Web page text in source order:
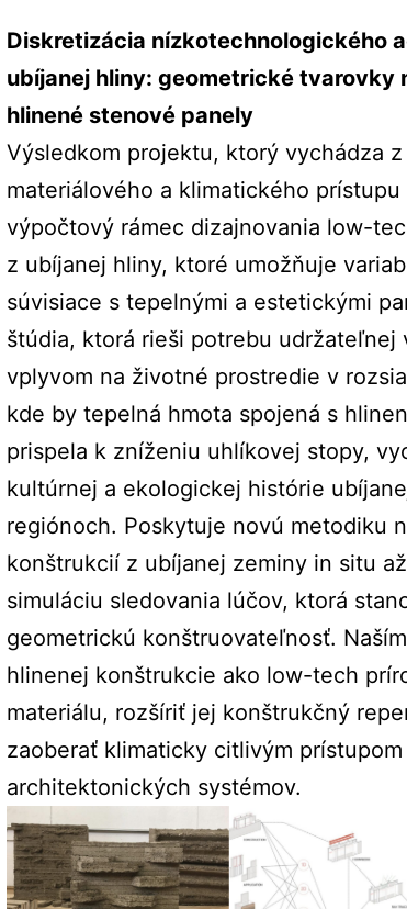
Diskretizácia nízkotechnologického
ubíjanej hliny: geometrické tvarovky
hlinené stenové panely
Výsledkom projektu, ktorý vychádza
materiálového a klimatického
výpočtový rámec dizajnovania low-
z ubíjanej hliny, ktoré umožňuje
súvisiace s tepelnými a estetickými
štúdia, ktorá rieši potrebu udržateľnej
vplyvom na životné prostredie v
kde by tepelná hmota spojená s
prispela k zníženiu uhlíkovej stopy,
kultúrnej a ekologickej histórie
regiónoch. Poskytuje novú metodiku
konštrukcií z ubíjanej zeminy in situ
simuláciu sledovania lúčov, ktorá
geometrickú konštruovateľnosť.
hlinenej konštrukcie ako low-tech
materiálu, rozšíriť jej konštrukčný
zaoberať klimaticky citlivým
architektonických systémov.